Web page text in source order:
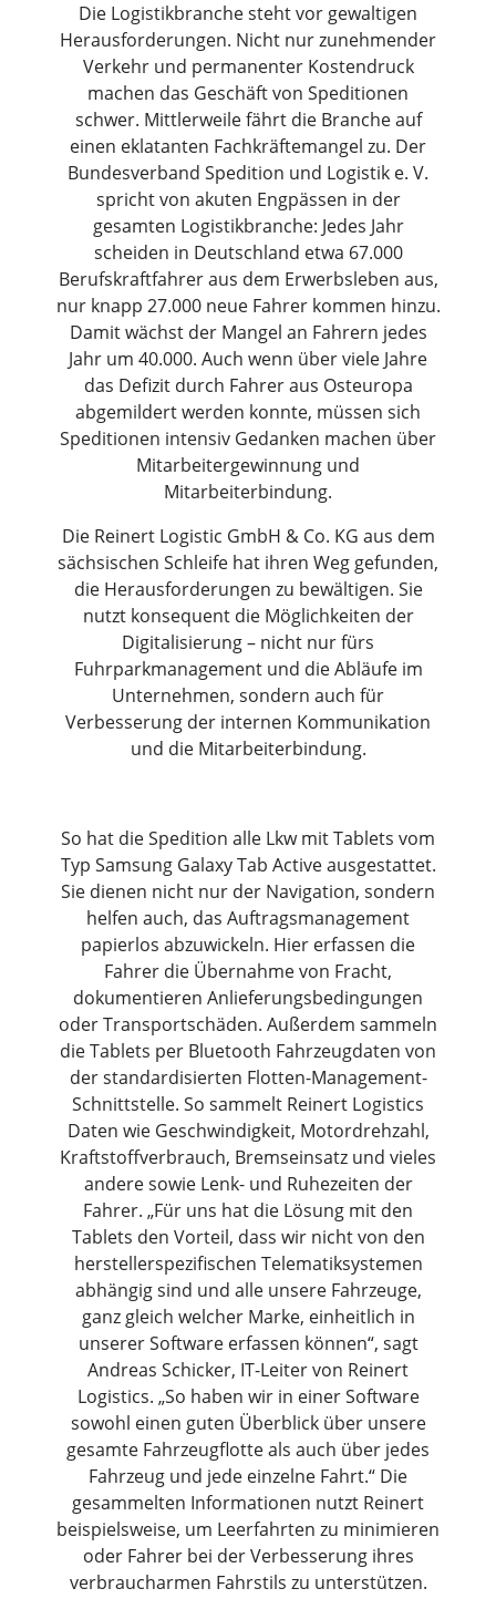
Die Logistikbranche steht vor gewaltigen
Herausforderungen. Nicht nur zunehmender
Verkehr und permanenter Kostendruck
machen das Geschäft von Speditionen
schwer. Mittlerweile fährt die Branche auf
einen eklatanten Fachkräftemangel zu. Der
Bundesverband Spedition und Logistik e. V.
spricht von akuten Engpässen in der
gesamten Logistikbranche: Jedes Jahr
scheiden in Deutschland etwa 67.000
Berufskraftfahrer aus dem Erwerbsleben aus,
nur knapp 27.000 neue Fahrer kommen hinzu.
Damit wächst der Mangel an Fahrern jedes
Jahr um 40.000. Auch wenn über viele Jahre
das Defizit durch Fahrer aus Osteuropa
abgemildert werden konnte, müssen sich
Speditionen intensiv Gedanken machen über
Mitarbeitergewinnung und
Mitarbeiterbindung.
Die Reinert Logistic GmbH & Co. KG aus dem
sächsischen Schleife hat ihren Weg gefunden,
die Herausforderungen zu bewältigen. Sie
nutzt konsequent die Möglichkeiten der
Digitalisierung – nicht nur fürs
Fuhrparkmanagement und die Abläufe im
Unternehmen, sondern auch für
Verbesserung der internen Kommunikation
und die Mitarbeiterbindung.
So hat die Spedition alle Lkw mit Tablets vom
Typ Samsung Galaxy Tab Active ausgestattet.
Sie dienen nicht nur der Navigation, sondern
helfen auch, das Auftragsmanagement
papierlos abzuwickeln. Hier erfassen die
Fahrer die Übernahme von Fracht,
dokumentieren Anlieferungsbedingungen
oder Transportschäden. Außerdem sammeln
die Tablets per Bluetooth Fahrzeugdaten von
der standardisierten Flotten-Management-
Schnittstelle. So sammelt Reinert Logistics
Daten wie Geschwindigkeit, Motordrehzahl,
Kraftstoffverbrauch, Bremseinsatz und vieles
andere sowie Lenk- und Ruhezeiten der
Fahrer. „Für uns hat die Lösung mit den
Tablets den Vorteil, dass wir nicht von den
herstellerspezifischen Telematiksystemen
abhängig sind und alle unsere Fahrzeuge,
ganz gleich welcher Marke, einheitlich in
unserer Software erfassen können“, sagt
Andreas Schicker, IT-Leiter von Reinert
Logistics. „So haben wir in einer Software
sowohl einen guten Überblick über unsere
gesamte Fahrzeugflotte als auch über jedes
Fahrzeug und jede einzelne Fahrt.“ Die
gesammelten Informationen nutzt Reinert
beispielsweise, um Leerfahrten zu minimieren
oder Fahrer bei der Verbesserung ihres
verbraucharmen Fahrstils zu unterstützen.